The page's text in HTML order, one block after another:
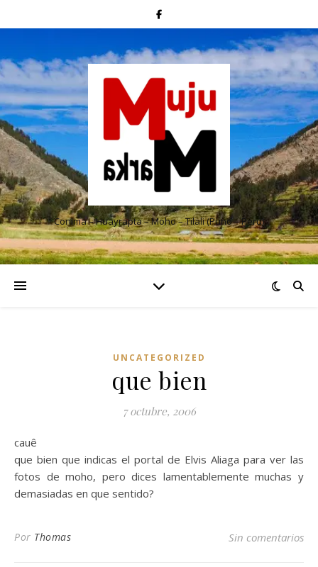
Conima – Huayrapta – Moho – Tilali (Puno – Perú)
UNCATEGORIZED
que bien
7 octubre, 2006
cauê
que bien que indicas el portal de Elvis Aliaga para ver las
fotos de moho, pero dices lamentablemente muchas y
demasiadas en que sentido?
Por Thomas Sin comentarios